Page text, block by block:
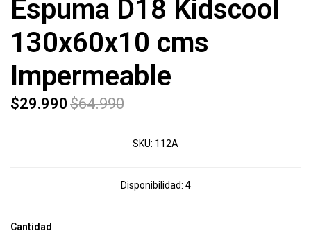
Espuma D18 Kidscool
130x60x10 cms
Impermeable
$29.990 $64.990
SKU: 112A
Disponibilidad: 4
Cantidad